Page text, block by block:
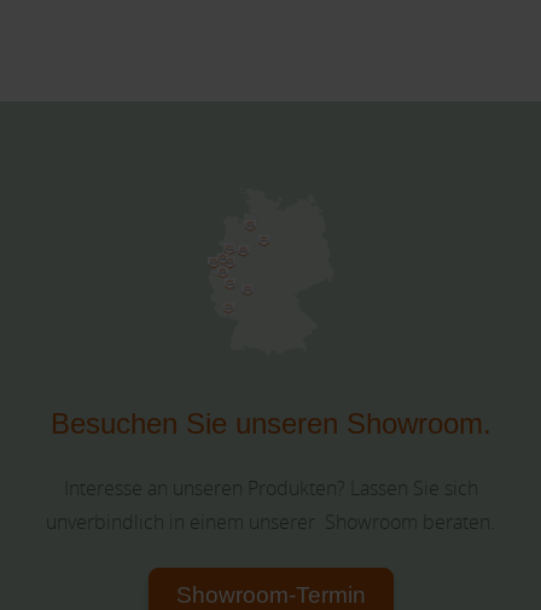
Besuchen Sie unseren Showroom.
Interesse an unseren Produkten? Lassen Sie sich
unverbindlich in einem unserer Showroom beraten.
Showroom-Termin